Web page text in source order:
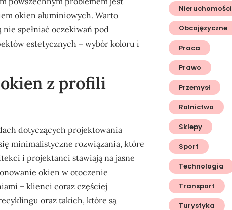
okien aluminiowych. Warto
spełniać oczekiwań pod
estetycznych – wybór koloru i
z profili
dotyczących projektowania
minimalistyczne rozwiązania, które
i projektanci stawiają na jasne
okien w otoczenie
– klienci coraz częściej
oraz takich, które są
Nieruchomości
Obcojęzyczne
Praca
Prawo
Przemysł
Rolnictwo
Sklepy
Sport
Technologia
Transport
Turystyka